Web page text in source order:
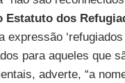
Estatuto dos
expressão
para aqueles que
adverte, “a